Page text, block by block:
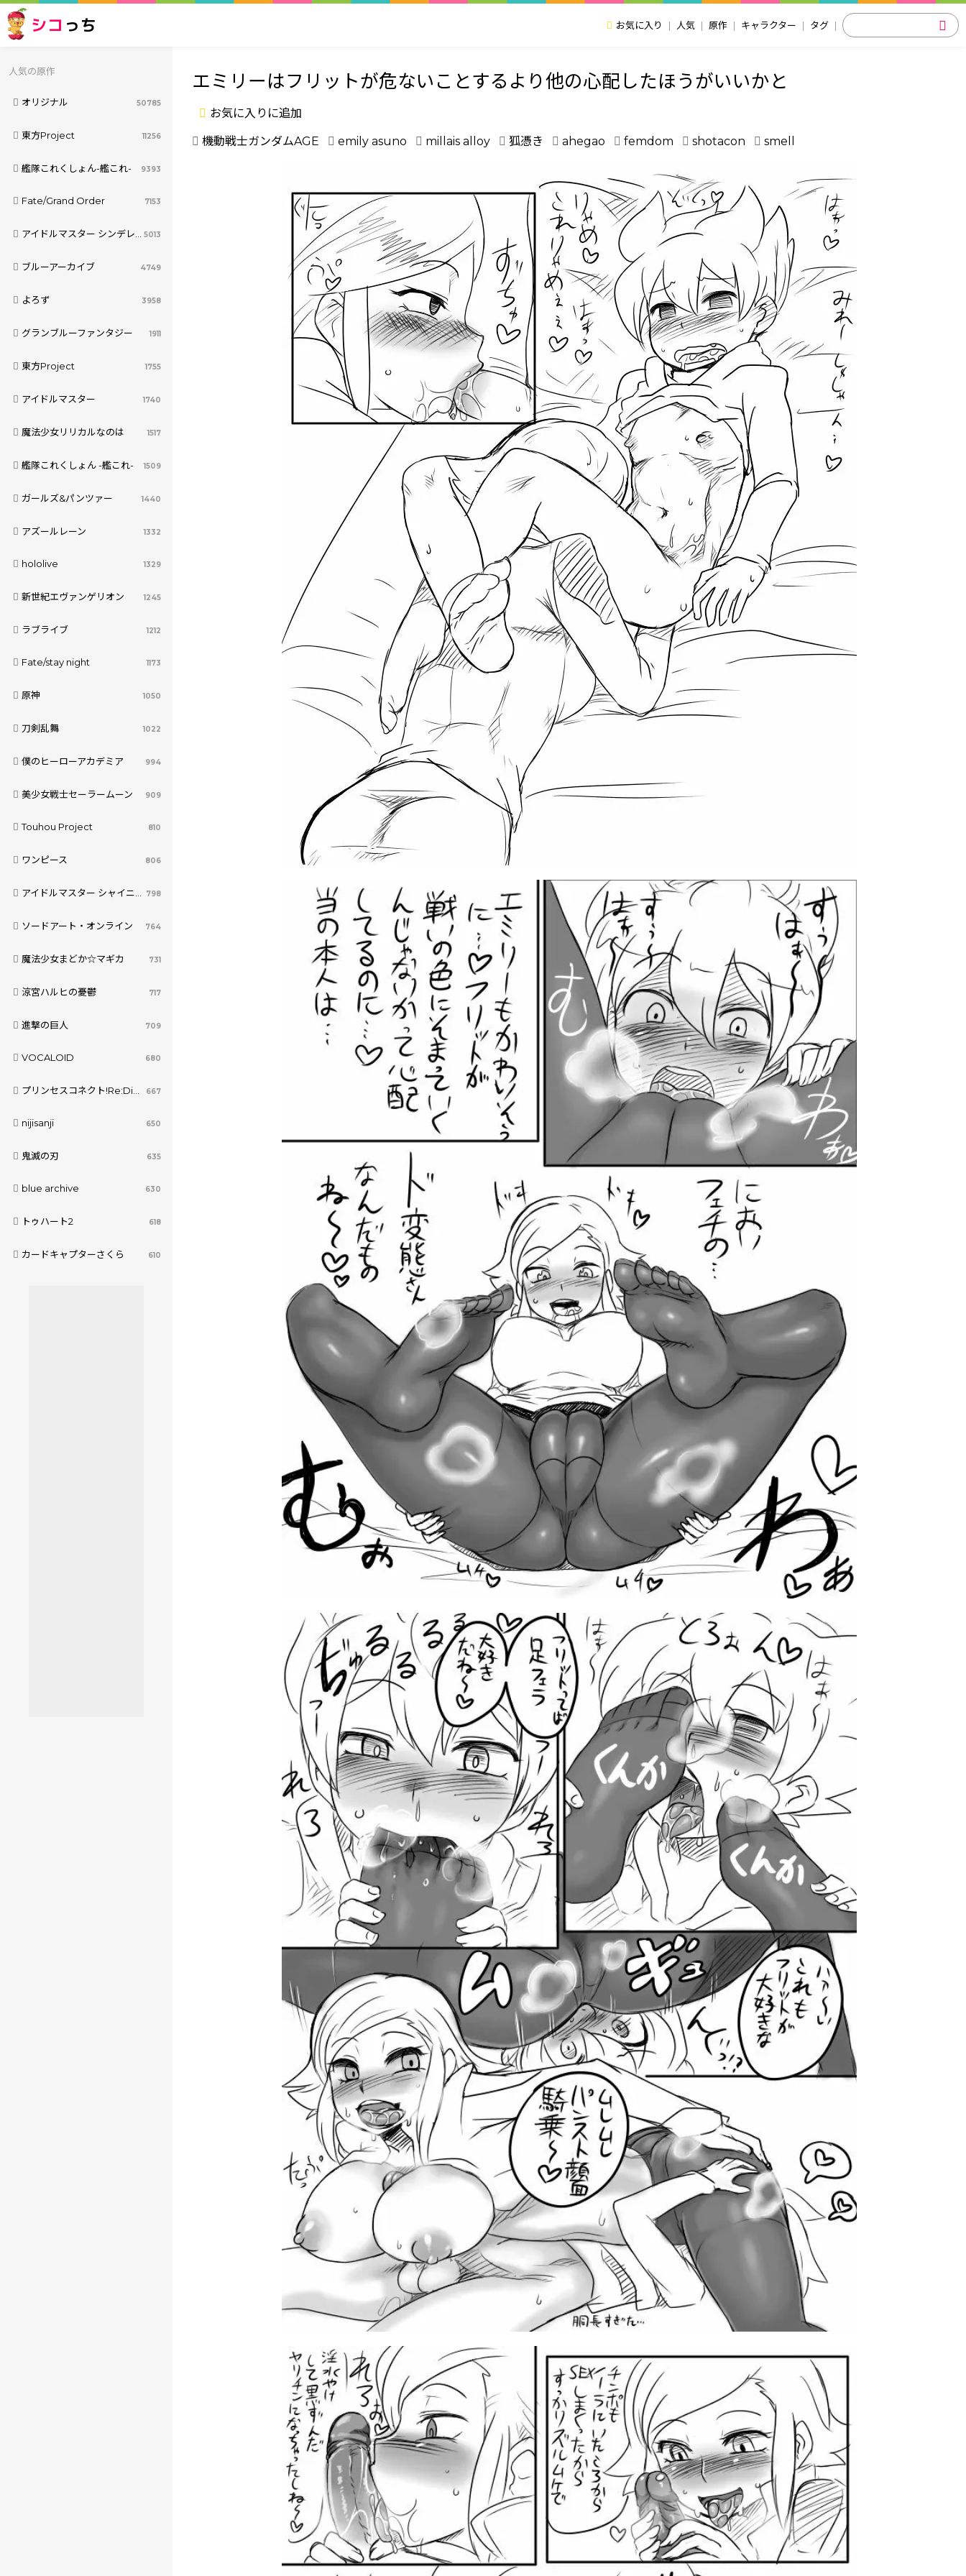
シコ っち お気に入り 人気 原作 キャラクター タグ
人気の原作
オリジナル 50785
東方Project 11256
艦隊これくしょん-艦これ- 9393
Fate/Grand Order 7153
アイドルマスター シンデレラガールズ 5013
ブルーアーカイブ 4749
よろず 3958
グランブルーファンタジー 1911
東方Project 1755
アイドルマスター 1740
魔法少女リリカルなのは 1517
艦隊これくしょん -艦これ- 1509
ガールズ&パンツァー 1440
アズールレーン 1332
hololive 1329
新世紀エヴァンゲリオン 1245
ラブライブ 1212
Fate/stay night 1173
原神 1050
刀剣乱舞 1022
僕のヒーローアカデミア 994
美少女戦士セーラームーン 909
Touhou Project 810
ワンピース 806
アイドルマスター シャイニーカラーズ 798
ソードアート・オンライン 764
魔法少女まどか☆マギカ 731
涼宮ハルヒの憂鬱 717
進撃の巨人 709
VOCALOID 680
プリンセスコネクト!Re:Dive 667
nijisanji 650
鬼滅の刃 635
blue archive 630
トゥハート2 618
カードキャプターさくら 610
エミリーはフリットが危ないことするより他の心配したほうがいいかと
お気に入りに追加
機動戦士ガンダムAGE emily asuno millais alloy 狐憑き ahegao femdom shotacon smell